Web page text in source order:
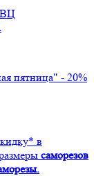
пятница" - 20%
в
саморезов